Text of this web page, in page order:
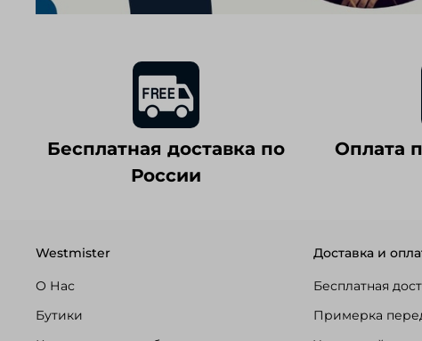
Бесплатная доставка по
России
Оплата
Westmister
О Нас
Бутики
Доставка и
Бесплатная
Примерка